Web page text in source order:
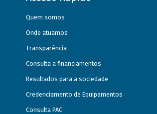
Quem somos
Onde atuamos
Transparência
Consulta a financiamentos
Resultados para a sociedade
Credenciamento de Equipamentos
Consulta PAC